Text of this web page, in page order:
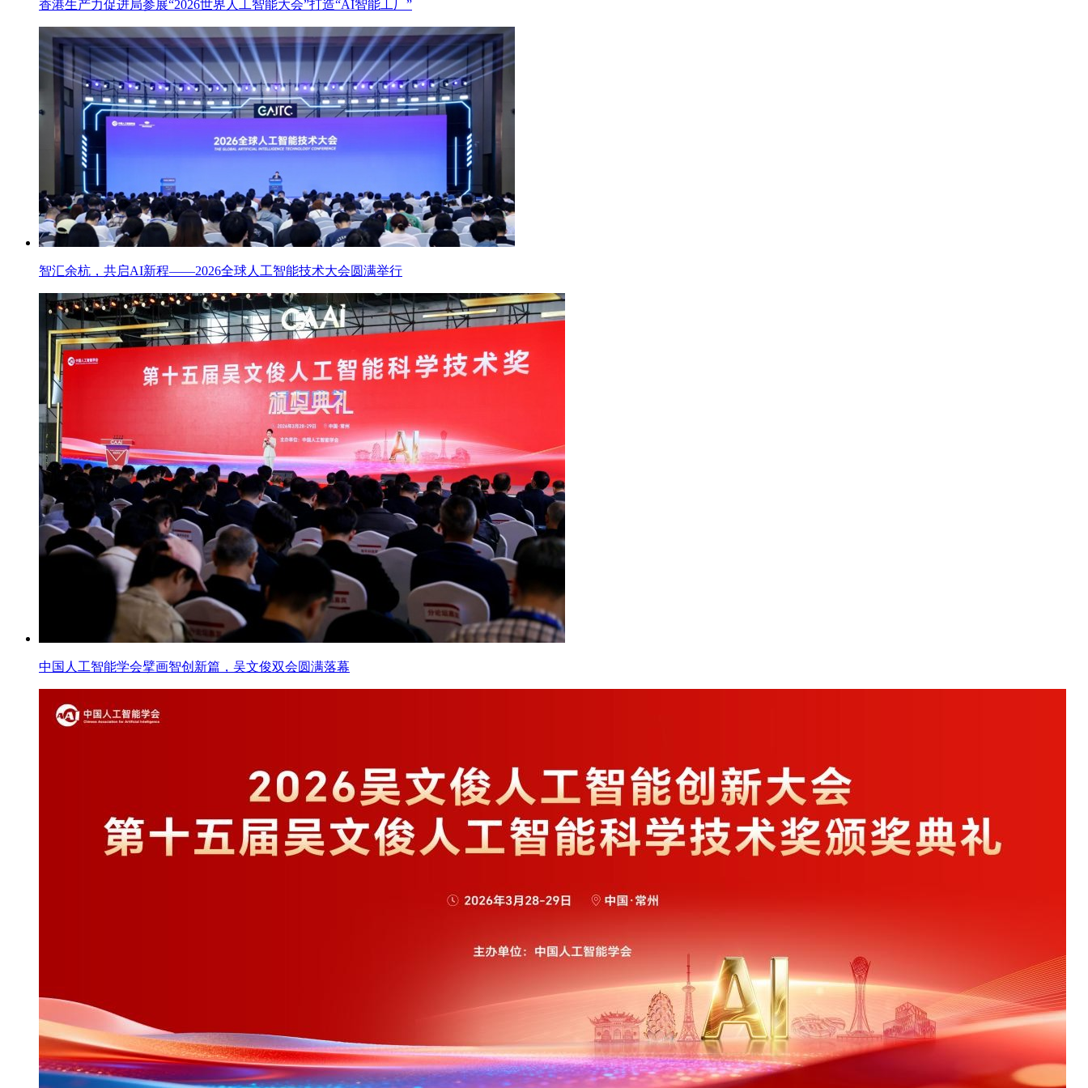
香港生产力促进局参展“2026世界人工智能大会”打造“AI智能工厂”
智汇余杭，共启AI新程——2026全球人工智能技术大会圆满举行
中国人工智能学会擘画智创新篇，吴文俊双会圆满落幕